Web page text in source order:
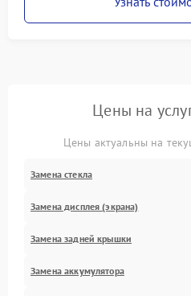
Цены на
Цены актуальны на
Замена стекла
Замена дисплея (экрана)
Замена задней крышки
Замена аккумулятора